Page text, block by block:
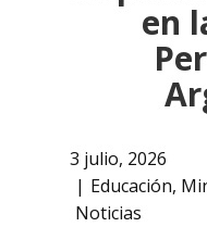
en
3 julio, 2026
Educación,
Noticias